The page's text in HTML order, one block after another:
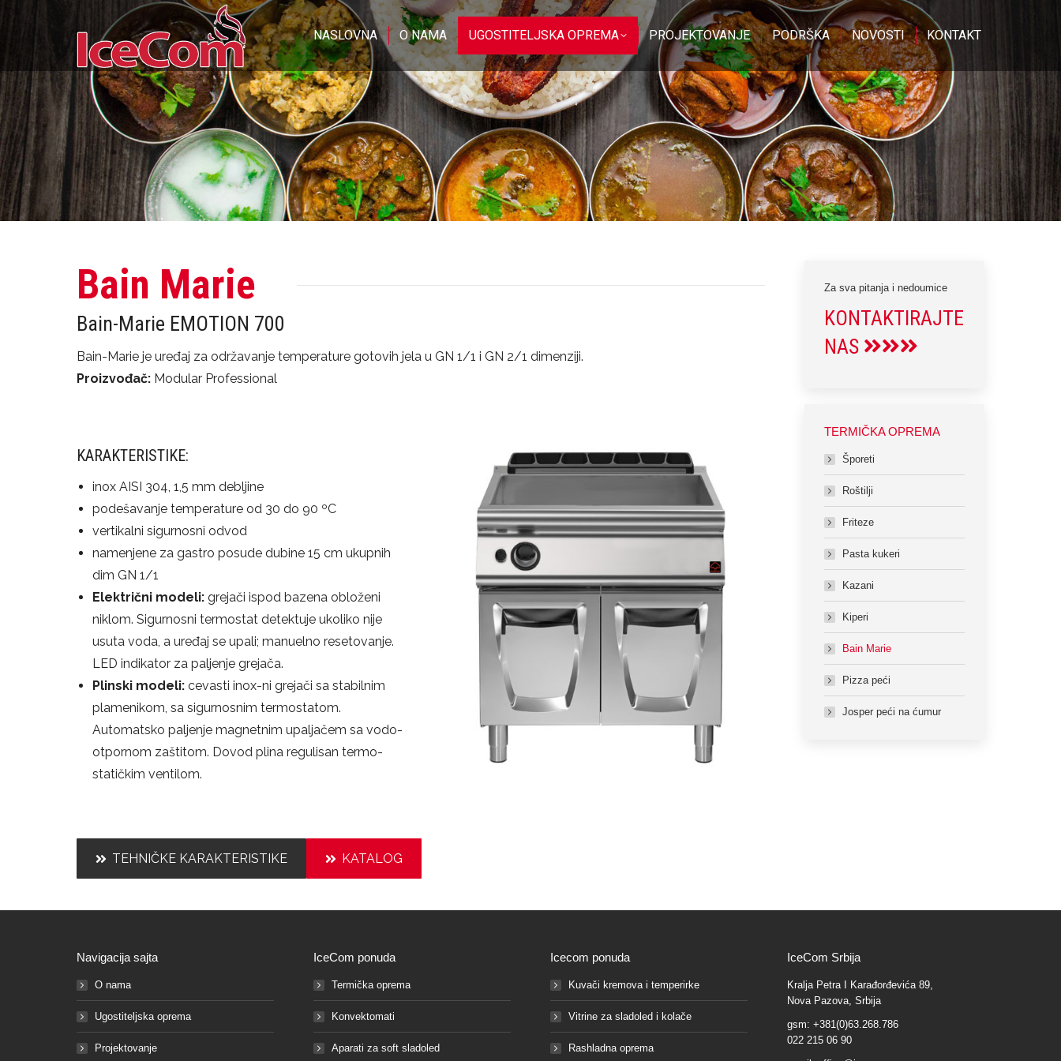
NASLOVNA O NAMA UGOSTITELJSKA OPREMA PROJEKTOVANJE PODRŠKA NOVOSTI KONTAKT
Bain Marie
Bain-Marie EMOTION 700
Bain-Marie je uređaj za održavanje temperature gotovih jela u GN 1/1 i GN 2/1 dimenziji.
Proizvođač: Modular Professional
KARAKTERISTIKE:
inox AISI 304, 1,5 mm debljine
podešavanje temperature od 30 do 90 ºC
vertikalni sigurnosni odvod
namenjene za gastro posude dubine 15 cm ukupnih
dim GN 1/1
Električni modeli: grejači ispod bazena obloženi
niklom. Sigurnosni termostat detektuje ukoliko nije
usuta voda, a uređaj se upali; manuelno resetovanje.
LED indikator za paljenje grejača.
Plinski modeli: cevasti inox-ni grejači sa stabilnim
plamenikom, sa sigurnosnim termostatom.
Automatsko paljenje magnetnim upaljačem sa vodo-
otpornom zaštitom. Dovod plina regulisan termo-
statičkim ventilom.
TEHNIČKE KARAKTERISTIKE KATALOG
Za sva pitanja i nedoumice
KONTAKTIRAJTE
NAS
TERMIČKA OPREMA
Šporeti
Roštilji
Friteze
Pasta kukeri
Kazani
Kiperi
Bain Marie
Pizza peći
Josper peći na ćumur
Navigacija sajta
O nama
Ugostiteljska oprema
Projektovanje
IceCom ponuda
Termička oprema
Konvektomati
Aparati za soft sladoled
Icecom ponuda
Kuvači kremova i temperirke
Vitrine za sladoled i kolače
Rashladna oprema
IceCom Srbija
Kralja Petra I Karađorđevića 89,
Nova Pazova, Srbija
gsm: +381(0)63.268.786
022 215 06 90